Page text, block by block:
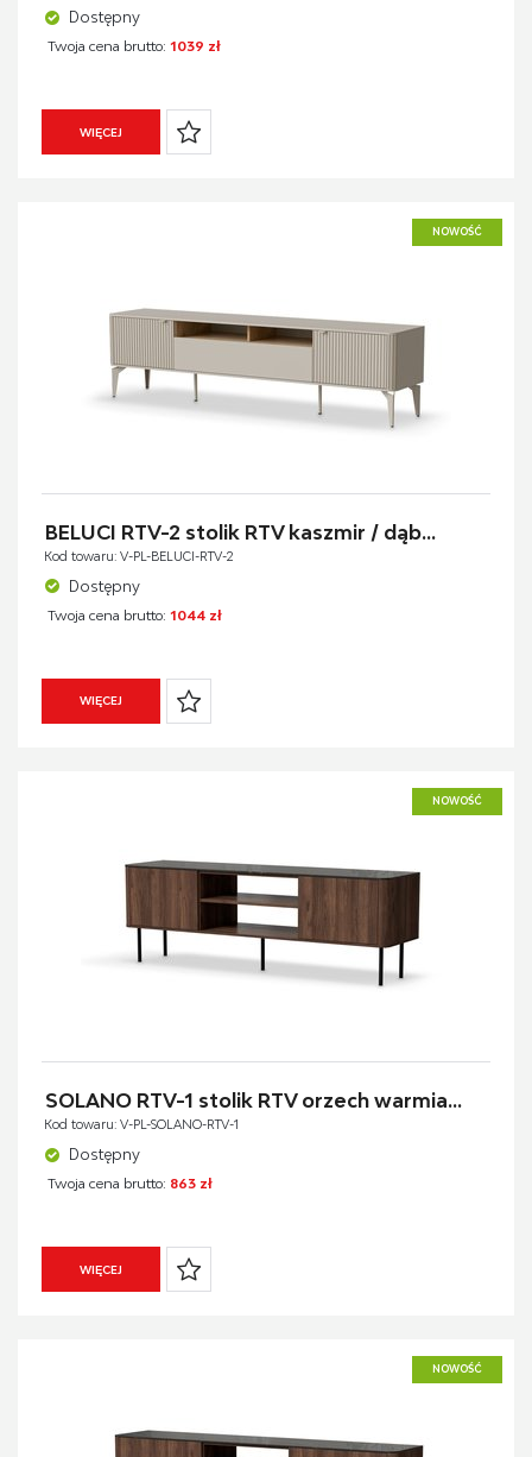
Dostępny
Twoja cena brutto: 1039 zł
WIĘCEJ
NOWOŚĆ
BELUCI RTV-2 stolik RTV kaszmir / dąb...
Kod towaru: V-PL-BELUCI-RTV-2
Dostępny
Twoja cena brutto: 1044 zł
WIĘCEJ
NOWOŚĆ
SOLANO RTV-1 stolik RTV orzech warmia...
Kod towaru: V-PL-SOLANO-RTV-1
Dostępny
Twoja cena brutto: 863 zł
WIĘCEJ
NOWOŚĆ